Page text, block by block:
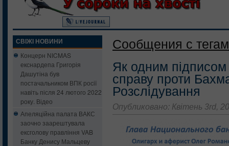
СВІЖІ НОВИНИ
Концерн NICMAS
екснардепа Григорія
Дашутіна був
постачальником ВПК росії
навіть після 24 лютого 2022
року. Відео
Апеляційна палата ВАКС
заочно заарештувала
ексголову правління VAB
Банку Денису Мальцеву
Сообщения с
Як одним
справу проти
Розслідування
Опубликовано: Квітень 3rd,